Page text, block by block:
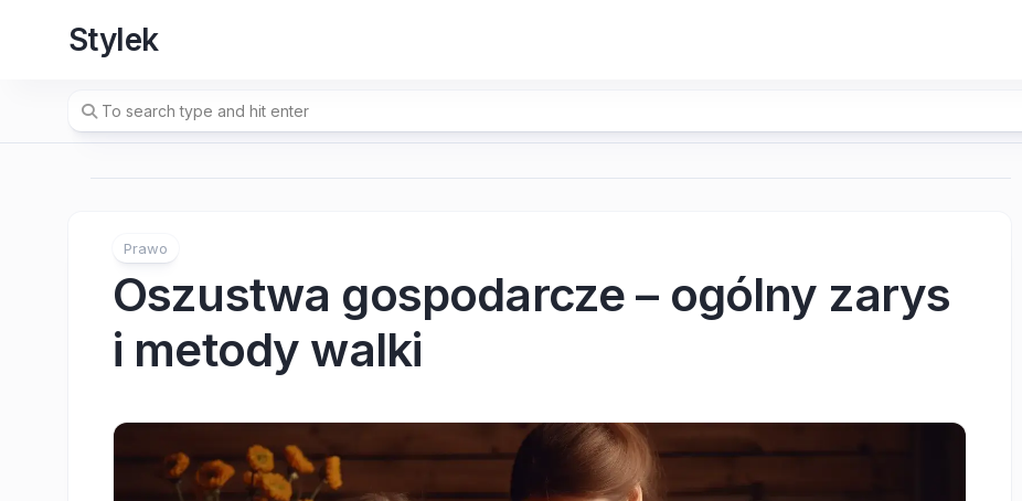
Stylek
Prawo
Oszustwa gospodarcze – ogólny zarys
i metody walki